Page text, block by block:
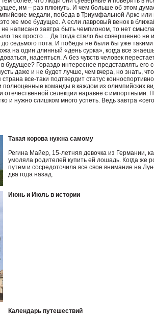
им – раз плюнуть. И чем больше об этом
медали, победа в Триумфальной Арке
же мое будущее. А если лавровый венок в
написано завтра быть чемпионом, то нет
так просто… Да тогда стало бы совершенно
до седьмого пота. И победы не были бы уже
на один длинный «день сурка», когда все
надеяться. А без чувств человек
будущее? Гораздо интереснее представлять
даже и не будет лучше, чем вчера, но знать,
все-таки подтвердит статус
полноценные команды в каждом из олимпийских
отечественной селекции наравне с импортными.
и нужно слишком много успеть. Ведь завтра
Такая корова нужна самому
Регина Майер, 15-летняя девочка из Германии,
умоляла родителей купить ей лошадь. Когда же
путем и сосредоточила все свое внимание на
два года назад.
Июнь и Июль в истории
Календарь путешествий